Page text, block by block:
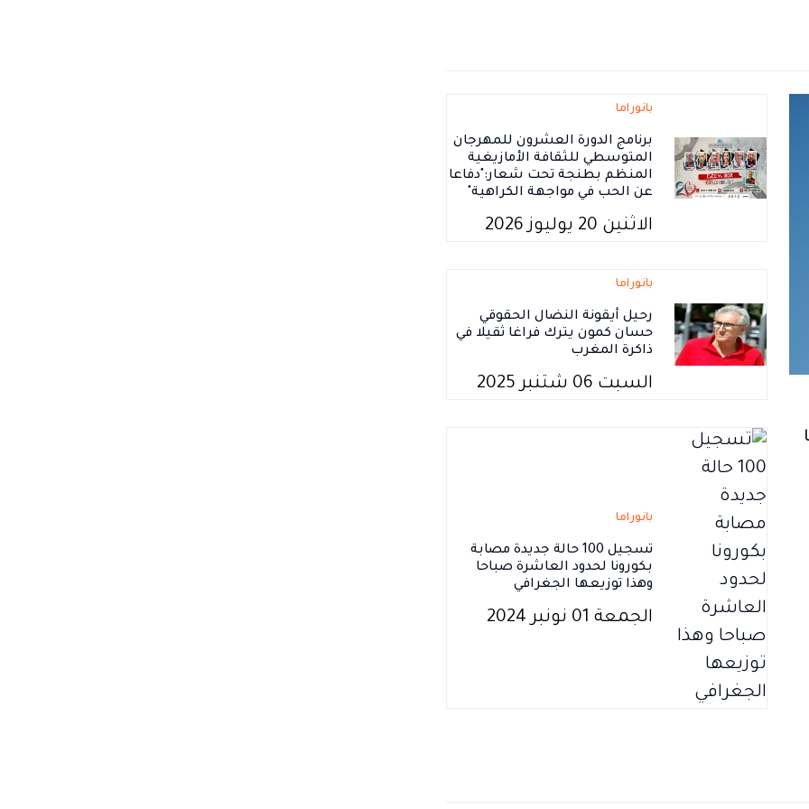
بانوراما
برنامج الدورة العشرون للمهرجان
المتوسطي للثقافة الأمازيغية
المنظم بطنجة تحت شعار:"دفاعا
عن الحب في مواجهة الكراهية"
الاثنين 20 يوليوز 2026
بانوراما
رحيل أيقونة النضال الحقوقي
حسان كمون يترك فراغا ثقيلا في
ذاكرة المغرب
السبت 06 شتنبر 2025
بانوراما
تسجيل 100 حالة جديدة مصابة
بكورونا لحدود العاشرة صباحا
وهذا توزيعها الجغرافي
الجمعة 01 نونبر 2024